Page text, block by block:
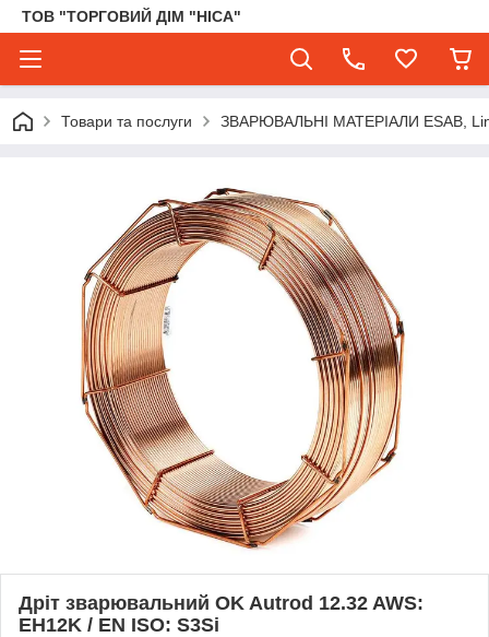
ТОВ "ТОРГОВИЙ ДІМ "НІСА"
Товари та послуги ЗВАРЮВАЛЬНІ МАТЕРІАЛИ ESAB,
Дріт зварювальний OK Autrod 12.32 AWS:
EH12K / EN ISO: S3Si